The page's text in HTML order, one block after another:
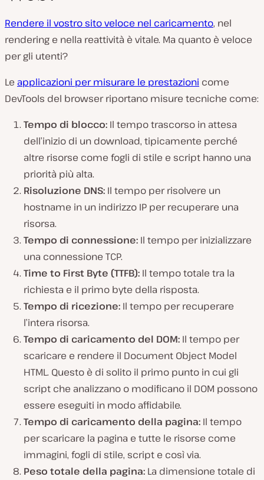
Rendere il vostro sito veloce nel caricamento, nel
rendering e nella reattività è vitale. Ma quanto è veloce
per gli utenti?
Le applicazioni per misurare le prestazioni come
DevTools del browser riportano misure tecniche come:
Tempo di blocco: Il tempo trascorso in attesa
dell’inizio di un download, tipicamente perché
altre risorse come fogli di stile e script hanno una
priorità più alta.
Risoluzione DNS: Il tempo per risolvere un
hostname in un indirizzo IP per recuperare una
risorsa.
Tempo di connessione: Il tempo per inizializzare
una connessione TCP.
Time to First Byte (TTFB): Il tempo totale tra la
richiesta e il primo byte della risposta.
Tempo di ricezione: Il tempo per recuperare
l’intera risorsa.
Tempo di caricamento del DOM: Il tempo per
scaricare e rendere il Document Object Model
HTML. Questo è di solito il primo punto in cui gli
script che analizzano o modificano il DOM possono
essere eseguiti in modo affidabile.
Tempo di caricamento della pagina: Il tempo
per scaricare la pagina e tutte le risorse come
immagini, fogli di stile, script e così via.
Peso totale della pagina: La dimensione totale di